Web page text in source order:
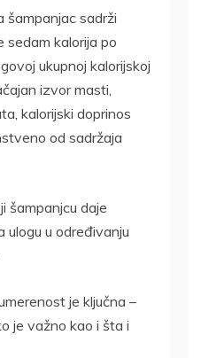
šampanjac sadrži
sedam kalorija po
ukupnoj kalorijskoj
izvor masti,
kalorijski doprinos
od sadržaja
šampanjcu daje
ulogu u određivanju
je ključna –
je važno kao i šta i